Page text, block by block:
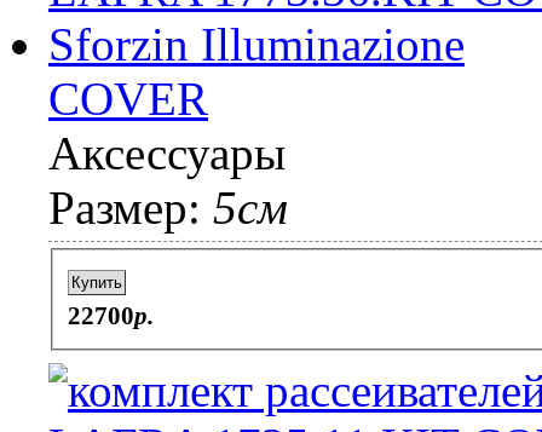
COVER
Аксессуары
Размер: 5см
Купить
22700p.